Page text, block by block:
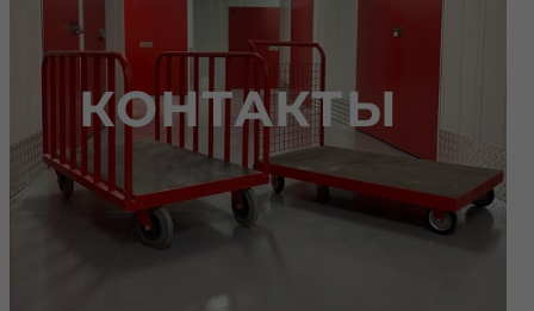
КОНТАКТЫ